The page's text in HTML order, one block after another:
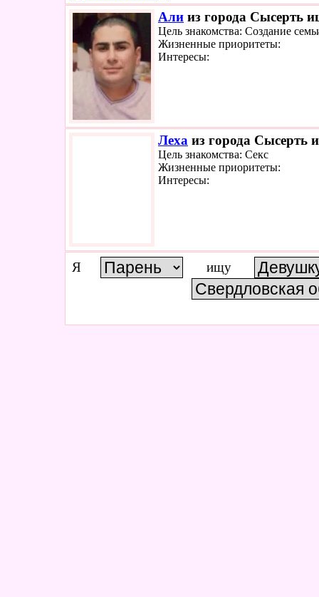
Али из города Сысерть
Цель знакомства: Создание
Жизненные приоритеты:
Интересы:
Леха из города Сысерть
Цель знакомства: Секс
Жизненные приоритеты:
Интересы:
Я ищу